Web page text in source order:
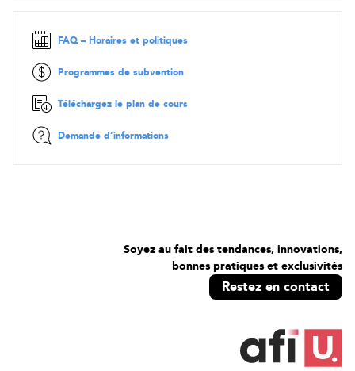
• Expliquer les schémas d'adressage IPv6
(Routers)
• Comparer les concepts de routage dynamique
Leçon 8 - Expliquer les Topologies et les Types de Réseau
• Expliquer les types et les caractéristiques du réseau
• Expliquer l'utilisation des services d'adressage réseau
• Expliquer l'utilisation des services de résolution de noms
Leçon 11 - Expliquer les Applications Réseau
• Expliquer l'utilisation des services de messagerie et de voix
Leçon 12 - Assurer la Disponibilité du Réseau
FAQ – Horaires et politiques
Programmes de subvention
Téléchargez le plan de cours
Demande d’informations
Soyez au fait des tendances, innovations,
bonnes pratiques et exclusivités
Restez en contact